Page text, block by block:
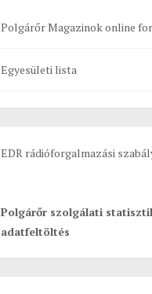
f
r
Polgárőr Magazinok online
Egyesületi lista
EDR rádióforgalmazási
Polgárőr szolgálati
adatfeltöltés